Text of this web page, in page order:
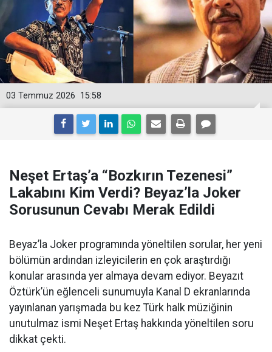
15:58
03 Temmuz 2026
Neşet Ertaş’a “Bozkırın Tezenesi”
Lakabını Kim Verdi? Beyaz’la Joker
Sorusunun Cevabı Merak Edildi
Beyaz’la Joker programında yöneltilen sorular, her yeni
bölümün ardından izleyicilerin en çok araştırdığı
konular arasında yer almaya devam ediyor. Beyazıt
Öztürk’ün eğlenceli sunumuyla Kanal D ekranlarında
yayınlanan yarışmada bu kez Türk halk müziğinin
unutulmaz ismi Neşet Ertaş hakkında yöneltilen soru
dikkat çekti.